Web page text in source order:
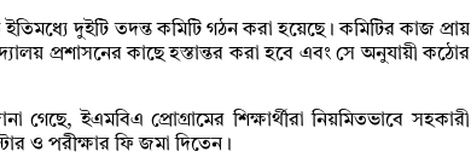
দুইটি তদন্ত কমিটি গঠন করা হয়েছে। কমিটির কাজ প্রায়
প্রশাসনের কাছে হস্তান্তর করা হবে এবং সে অনুযায়ী কঠোর
গেছে, ইএমবিএ প্রোগ্রামের শিক্ষার্থীরা নিয়মিতভাবে সহকারী
ও পরীক্ষার ফি জমা দিতেন।